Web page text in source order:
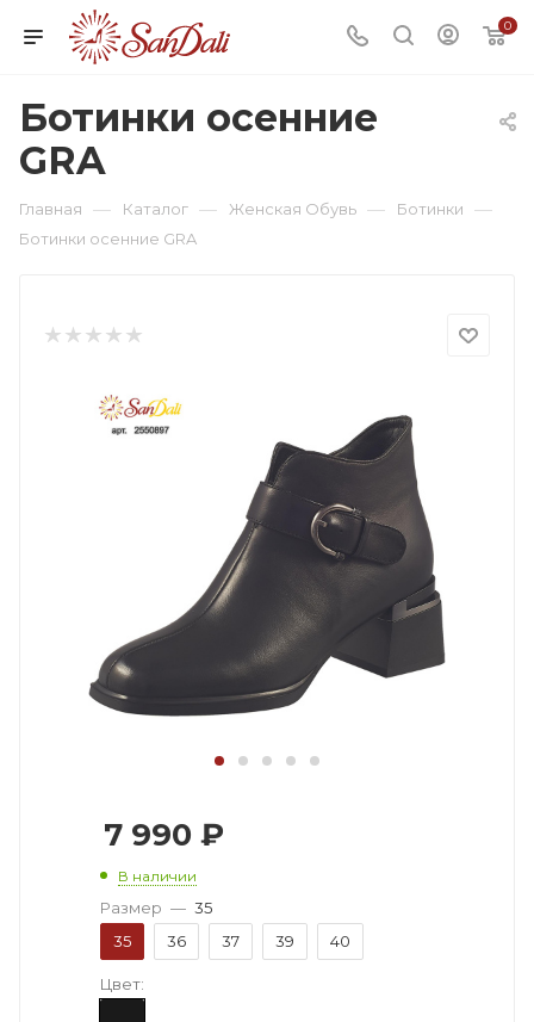
0
Ботинки осенние
GRA
Главная — Каталог — Женская Обувь — Ботинки —
Ботинки осенние GRA
7 990 ₽
В наличии
Размер — 35
35
36 37 39 40
Цвет: